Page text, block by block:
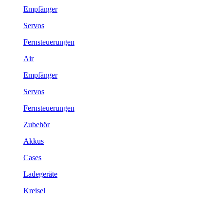
Empfänger
Servos
Fernsteuerungen
Air
Empfänger
Servos
Fernsteuerungen
Zubehör
Akkus
Cases
Ladegeräte
Kreisel